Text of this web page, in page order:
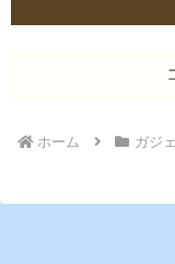
ホーム ガジ